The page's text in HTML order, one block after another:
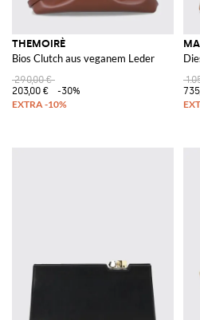
THEMOIRÈ
Bios Clutch aus veganem Leder
290,00 €
203,00 €
-30%